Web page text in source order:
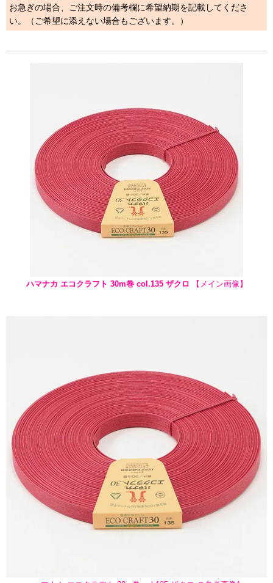
お急ぎの場合、ご注文時の備考欄に希望納期を記載してくださ
い。（ご希望に添えない場合もございます。）
ハマナカ エコクラフト 30m巻 col.135 ザクロ 【メイン画像】